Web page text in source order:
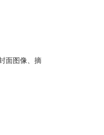
面图像、摘